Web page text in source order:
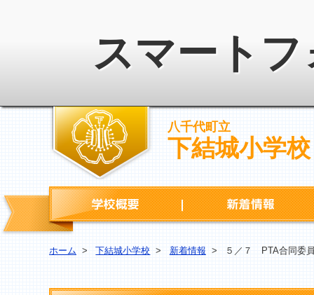
スマート
八千代町立
下結城小学校
学校概要
ホーム > 下結城小学校 > 新着情報 > ５／７ PTA合同委